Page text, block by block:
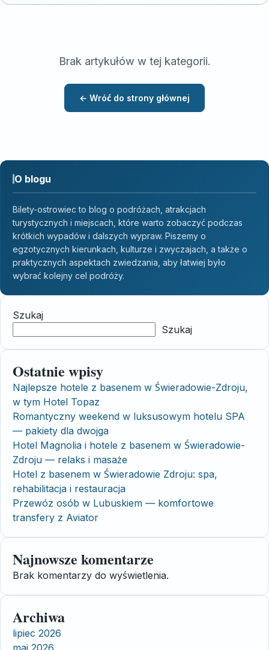
Brak artykułów w tej kategorii.
← Wróć do strony głównej
O blogu
Bilety-ostrowiec to blog o podróżach, atrakcjach
turystycznych i miejscach, które warto zobaczyć podczas
krótkich wypadów i dalszych wypraw. Piszemy o
egzotycznych kierunkach, kulturze i zwyczajach, a także o
praktycznych aspektach zwiedzania, aby łatwiej było
wybrać kolejny cel podróży.
Szukaj
Szukaj
Ostatnie wpisy
Najlepsze hotele z basenem w Świeradowie-Zdroju,
w tym Hotel Topaz
Romantyczny weekend w luksusowym hotelu SPA
— pakiety dla dwojga
Hotel Magnolia i hotele z basenem w Świeradowie-
Zdroju — relaks i masaże
Hotel z basenem w Świeradowie Zdroju: spa,
rehabilitacja i restauracja
Przewóz osób w Lubuskiem — komfortowe
transfery z Aviator
Najnowsze komentarze
Brak komentarzy do wyświetlenia.
Archiwa
lipiec 2026
maj 2026